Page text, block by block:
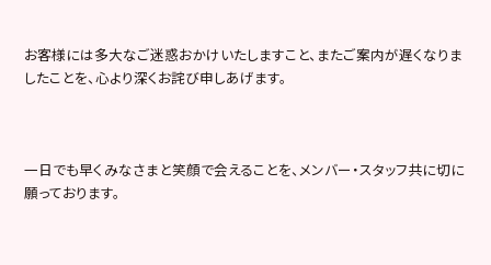
お客様には多大なご迷惑おかけいたしますこと、またご案内が遅くなりま
したことを、心より深くお詫び申しあげます。
一日でも早くみなさまと笑顔で会えることを、メンバー・スタッフ共に切に
願っております。